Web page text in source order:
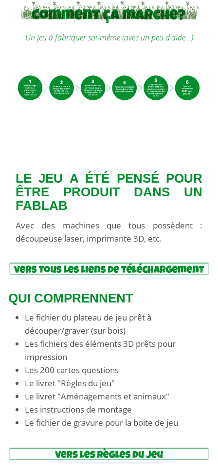
Un jeu à fabriquer soi-même (avec un peu d'aide...)
LE JEU A ÉTÉ PENSÉ POUR
ÊTRE PRODUIT DANS UN
FABLAB
Avec des machines que tous possèdent :
découpeuse laser, imprimante 3D, etc.
Un Fablab (fabrication laboratory) est un lieu
ouvert au public (entreprises, particuliers,
citoyens, étudiants, jeunes, moins jeunes,
hackers, geeks, bricoleurs, joueurs, artistes,
collectionneurs, développeurs, chercheurs,
experts en technologie, nuls en technologie, le
Fablab est ouvert à tous …) qui met à sa
disposition toutes sortes d’outils, notamment des
machines numériques, pour la conception et la
réalisation d’objets.
Le Fablab n’est pas un copy service ! Tout y est
mis en oeuvre pour vous permettre de réaliser
votre place !
QUI COMPRENNENT
Le fichier du plateau de jeu prêt à
découper/graver (sur bois)
Les fichiers des éléments 3D prêts pour
impression
Les 200 cartes questions
Le livret "Règles du jeu"
Le livret "Aménagements et animaux"
Les instructions de montage
Le fichier de gravure pour la boite de jeu